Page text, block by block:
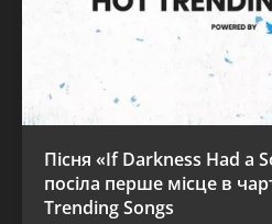
Пісня «If Darkness Had a
посіла перше місце в
Trending Songs